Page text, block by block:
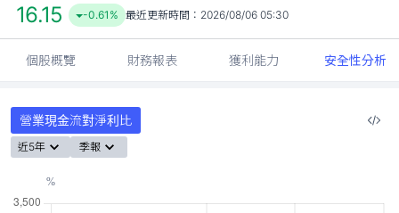
16.15 -0.61% 最近更新時間： 2026/08/06 05:30
個股概覽 財務報表 獲利能力 安全性分析
營業現金流對淨利比
近5年 季報